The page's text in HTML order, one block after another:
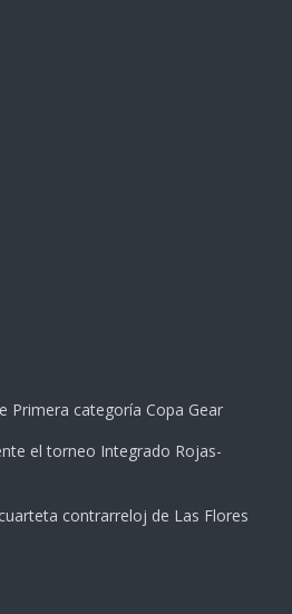
Primera categoría Copa Gear
el torneo Integrado Rojas-
contrarreloj de Las Flores